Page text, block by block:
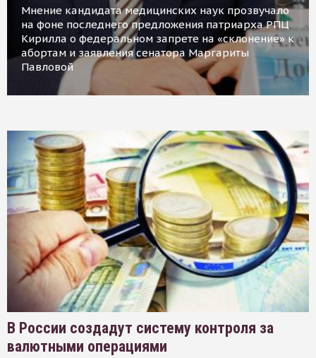
Мнение кандидата медицинских наук прозвучало
на фоне последнего предложения патриарха РПЦ
Кирилла о федеральном запрете на «склонение» к
абортам и заявления сенатора Маргариты
Павловой
В России создадут систему контроля за
валютными операциями